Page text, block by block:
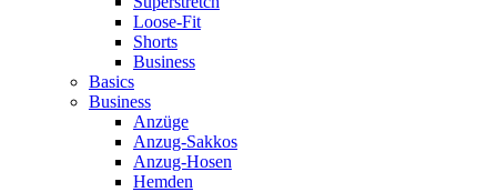
Loose-Fit
Shorts
Business
Basics
Business
Anzüge
Anzug-Sakkos
Anzug-Hosen
Hemden